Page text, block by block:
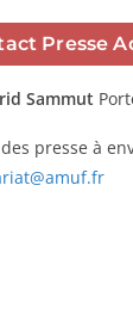
Presse
Sammut
presse à